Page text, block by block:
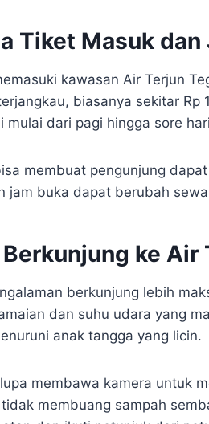
Tiket Masuk
kawasan Air Terjun
biasanya sekitar
mulai dari pagi hingga sore
membuat pengunjung
jam buka dapat berubah
ke Air
berkunjung lebih
dan suhu udara yang
anak tangga yang licin.
membawa kamera untuk
membuang sampah